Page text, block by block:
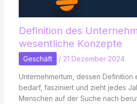
Definition des
wesentliche Konzepte
Geschäft / 21 Dezember 2024
Unternehmertum, dessen Definition
bedarf, fasziniert und zieht jedes
Menschen auf der Suche nach